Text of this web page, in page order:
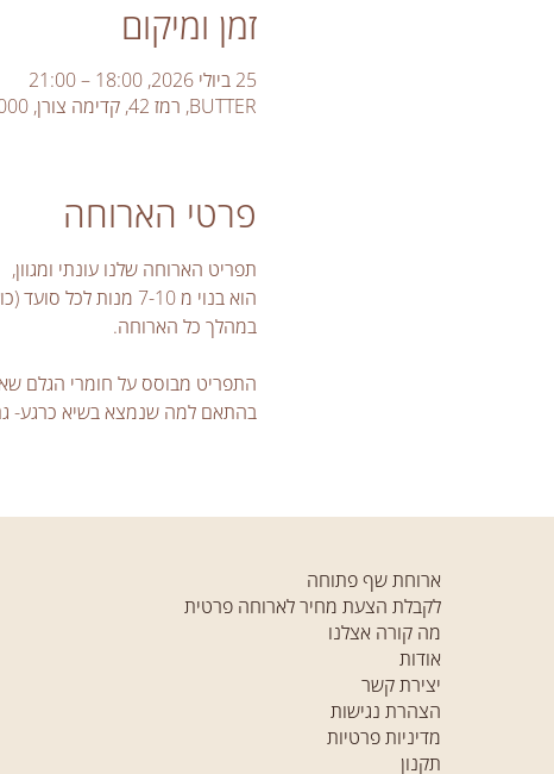
זמן ומיקום
25 ביולי 2026, 18:00 – 21:00
BUTTER, רמז 42, קדימה צורן, 6092000, ישראל
פרטי הארוחה
תפריט הארוחה שלנו עונתי ומגוון,
במהלך כל הארוחה.
התפריט מבוסס על חומרי הגלם
בהתאם למה שנמצא בשיא כרגע- גם
ארוחת שף פתוחה
לקבלת הצעת מחיר לארוחה פרטית
מה קורה אצלנו
אודות
יצירת קשר
הצהרת נגישות
מדיניות פרטיות
תקנון